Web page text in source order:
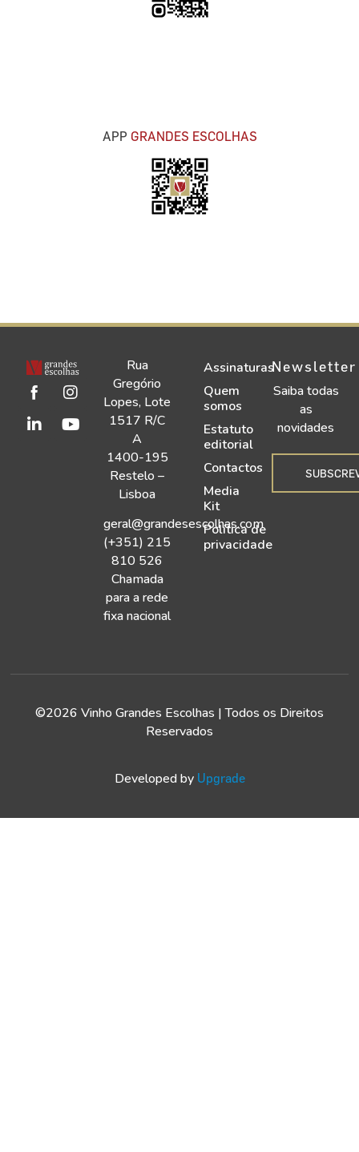
APP GRANDES ESCOLHAS
Rua
Gregório
Lopes, Lote
1517 R/C
A
1400-195
Restelo –
Lisboa
geral@grandesescolhas.com
(+351) 215
810 526
Chamada
para a rede
fixa nacional
Assinaturas
Quem
somos
Estatuto
editorial
Contactos
Media
Kit
Política de
privacidade
Newsletter
Saiba todas
as
novidades
©2026 Vinho Grandes Escolhas | Todos os Direitos
Reservados
Developed by Upgrade